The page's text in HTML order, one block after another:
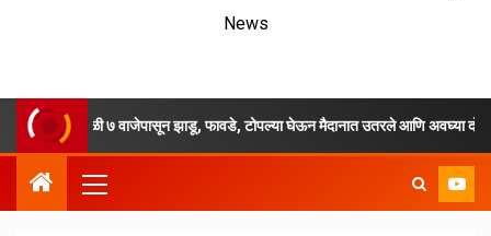
News
आज सकाळी ७ वाजेपासून झाडू, फावडे, टोपल्या घेऊन मैदानात उतरले आणि अवघ्या दोन